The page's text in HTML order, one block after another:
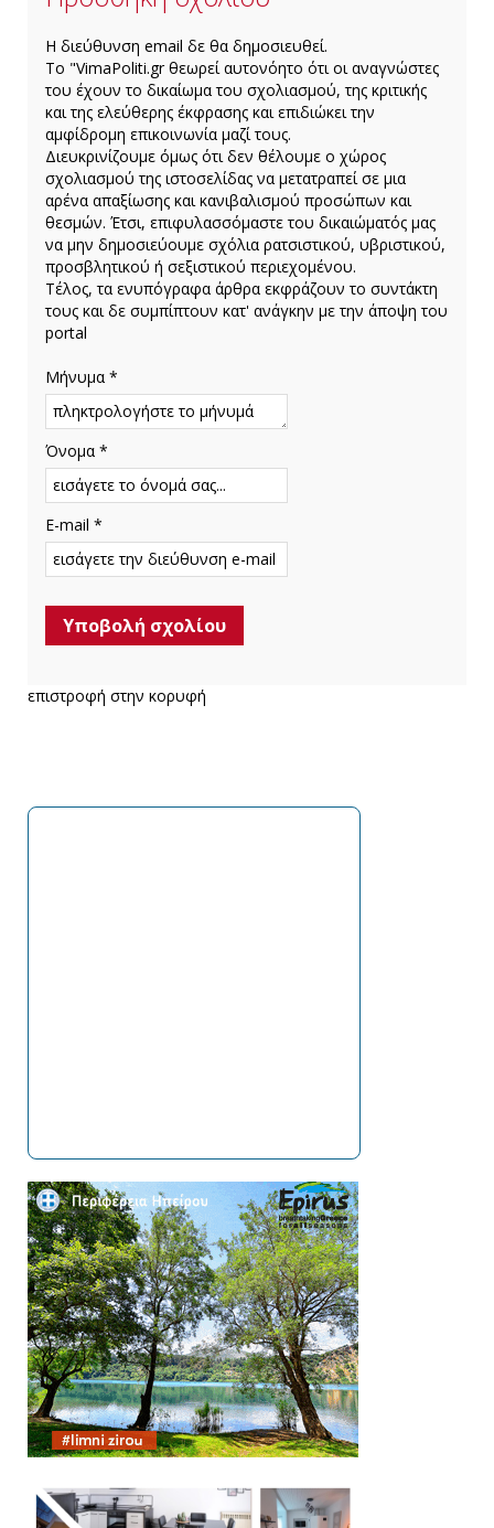
H διεύθυνση email δε θα δημοσιευθεί.
Το "VimaPoliti.gr θεωρεί αυτονόητο ότι οι αναγνώστες
του έχουν το δικαίωμα του σχολιασμού, της κριτικής
και της ελεύθερης έκφρασης και επιδιώκει την
αμφίδρομη επικοινωνία μαζί τους.
Διευκρινίζουμε όμως ότι δεν θέλουμε ο χώρος
σχολιασμού της ιστοσελίδας να μετατραπεί σε μια
αρένα απαξίωσης και κανιβαλισμού προσώπων και
θεσμών. Έτσι, επιφυλασσόμαστε του δικαιώματός μας
να μην δημοσιεύουμε σχόλια ρατσιστικού, υβριστικού,
προσβλητικού ή σεξιστικού περιεχομένου.
Τέλος, τα ενυπόγραφα άρθρα εκφράζουν το συντάκτη
τους και δε συμπίπτουν κατ' ανάγκην με την άποψη του
portal
Μήνυμα *
Όνομα *
E-mail *
επιστροφή στην κορυφή